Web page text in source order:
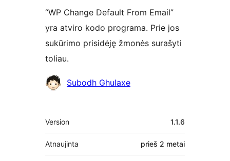
“WP Change Default From Email”
yra atviro kodo programa. Prie jos
sukūrimo prisidėję žmonės surašyti
toliau.
AutoriaiSubodh Ghulaxe
Metainformacija
Version 1.1.6
Atnaujinta prieš 2 metai